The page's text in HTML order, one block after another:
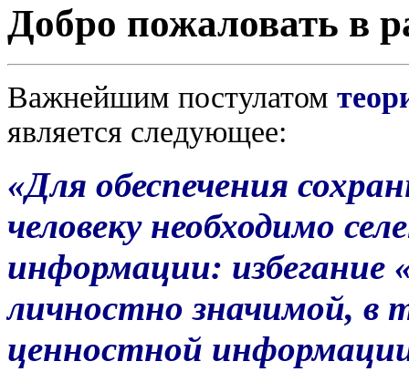
Добро пожаловать в
Важнейшим постулатом
является следующее:
«Для обеспечения
человеку необходимо
информации: избегание
личностно значимой, в
ценностной